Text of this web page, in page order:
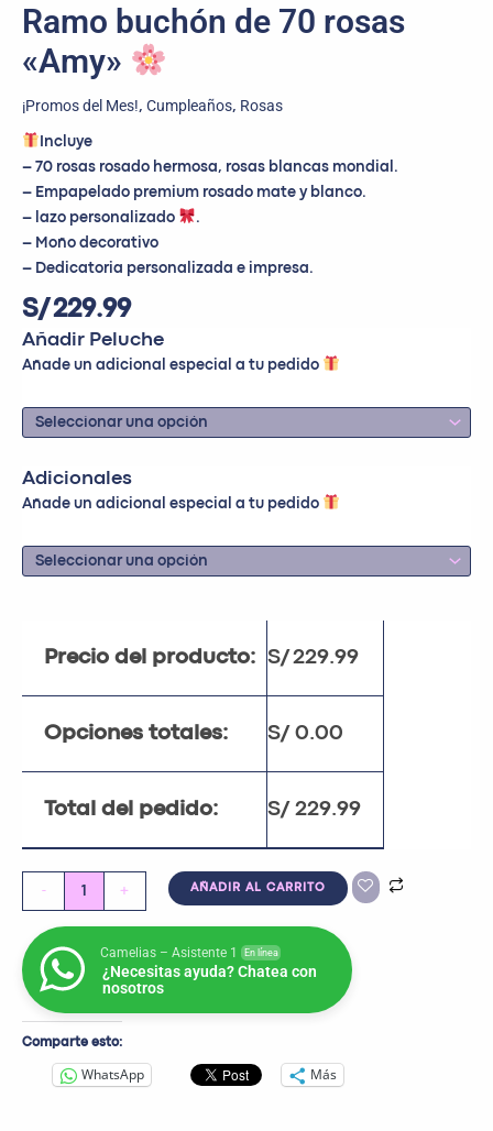
Ramo buchón de 70 rosas
«Amy»
¡Promos del Mes!, Cumpleaños, Rosas
Incluye
– 70 rosas rosado hermosa, rosas blancas mondial.
– Empapelado premium rosado mate y blanco.
– lazo personalizado
.
– Moño decorativo
– Dedicatoria personalizada e impresa.
S/229.99
Añadir Peluche
Añade un adicional especial a tu pedido
Adicionales
Añade un adicional especial a tu pedido
Precio del producto: S/229.99
Opciones totales: S/ 0.00
Total del pedido: S/ 229.99
- + AÑADIR AL CARRITO
Camelias – Asistente 1 En línea
¿Necesitas ayuda? Chatea con
nosotros
Comparte esto:
WhatsApp Más